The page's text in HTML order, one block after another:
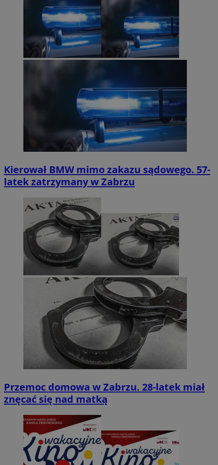
Kierował BMW mimo zakazu sądowego. 57-
latek zatrzymany w Zabrzu
Przemoc domowa w Zabrzu. 28-latek miał
znęcać się nad matką